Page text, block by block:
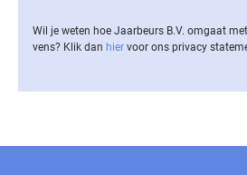
Wil je weten hoe Jaarbeurs B.V. omgaat
vens? Klik dan hier voor ons privacy